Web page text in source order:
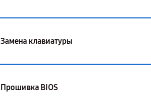
Замена клавиатуры
Прошивка BIOS